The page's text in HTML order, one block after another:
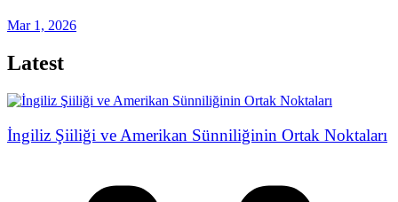
Mar 1, 2026
Latest
İngiliz Şiiliği ve Amerikan Sünniliğinin Ortak Noktaları